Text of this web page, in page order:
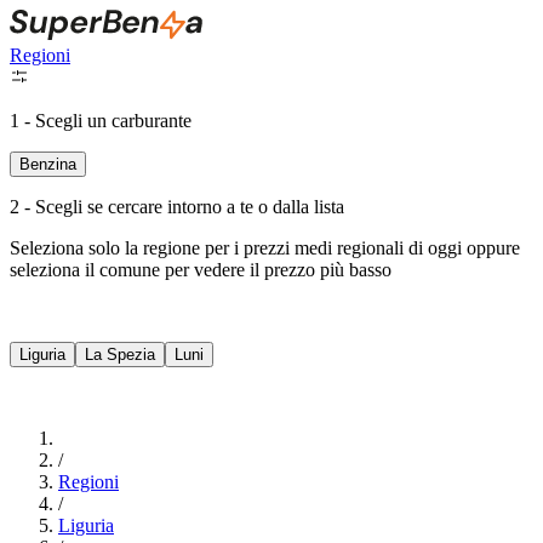
Regioni
1 - Scegli un carburante
Benzina
2 - Scegli se cercare intorno a te o dalla lista
Seleziona solo la regione per i prezzi medi regionali di oggi oppure
seleziona il comune per vedere il prezzo più basso
Liguria La Spezia Luni
/
Regioni
/
Liguria